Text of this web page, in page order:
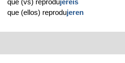
que (vs) reprodujereis
que (ellos) reprodujeren